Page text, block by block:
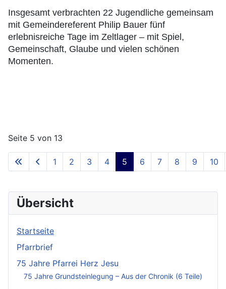
Insgesamt verbrachten 22 Jugendliche gemeinsam
mit Gemeindereferent Philip Bauer fünf
erlebnisreiche Tage im Zeltlager – mit Spiel,
Gemeinschaft, Glaube und vielen schönen
Momenten.
Seite 5 von 13
1 2 3 4 5 6 7 8 9 10
Übersicht
Startseite
Pfarrbrief
75 Jahre Pfarrei Herz Jesu
75 Jahre Grundsteinlegung – Aus der Chronik (6 Teile)